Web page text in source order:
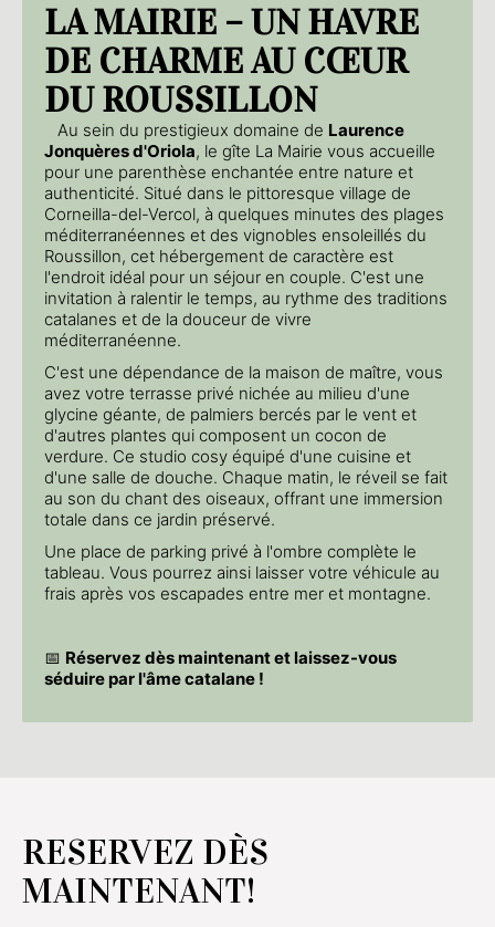
LA MAIRIE – UN HAVRE
DE CHARME AU CŒUR
DU ROUSSILLON
Au sein du prestigieux domaine de Laurence
Jonquères d'Oriola, le gîte La Mairie vous accueille
pour une parenthèse enchantée entre nature et
authenticité. Situé dans le pittoresque village de
Corneilla-del-Vercol, à quelques minutes des plages
méditerranéennes et des vignobles ensoleillés du
Roussillon, cet hébergement de caractère est
l'endroit idéal pour un séjour en couple. C'est une
invitation à ralentir le temps, au rythme des traditions
catalanes et de la douceur de vivre
méditerranéenne.
C'est une dépendance de la maison de maître, vous
avez votre terrasse privé nichée au milieu d'une
glycine géante, de palmiers bercés par le vent et
d'autres plantes qui composent un cocon de
verdure. Ce studio cosy équipé d'une cuisine et
d'une salle de douche. Chaque matin, le réveil se fait
au son du chant des oiseaux, offrant une immersion
totale dans ce jardin préservé.
Une place de parking privé à l'ombre complète le
tableau. Vous pourrez ainsi laisser votre véhicule au
frais après vos escapades entre mer et montagne.
📅 Réservez dès maintenant et laissez-vous
séduire par l'âme catalane !
RESERVEZ DÈS
MAINTENANT!